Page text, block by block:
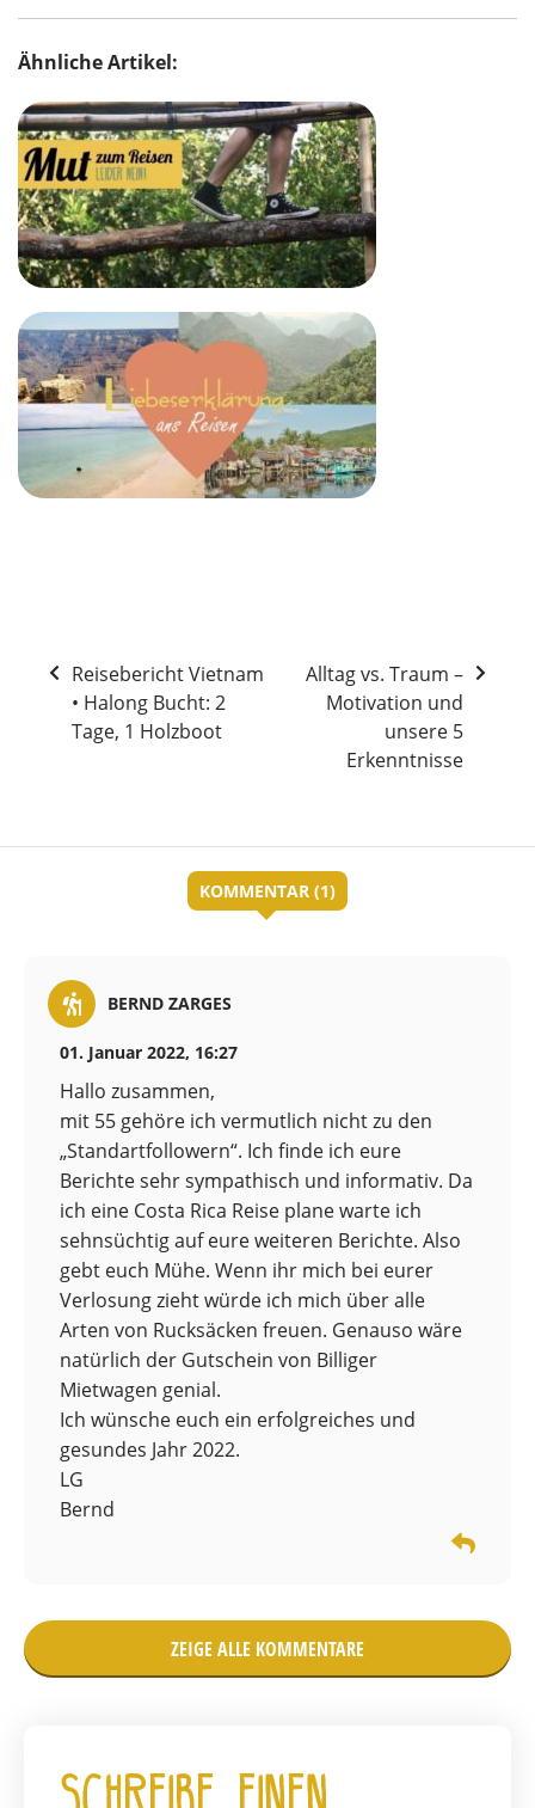
Ähnliche Artikel:
Reisebericht Vietnam
• Halong Bucht: 2
Tage, 1 Holzboot
Alltag vs. Traum –
Motivation und
unsere 5
Erkenntnisse
KOMMENTAR (1)
BERND ZARGES
01. Januar 2022, 16:27
Hallo zusammen,
mit 55 gehöre ich vermutlich nicht zu den
„Standartfollowern“. Ich finde ich eure
Berichte sehr sympathisch und informativ. Da
ich eine Costa Rica Reise plane warte ich
sehnsüchtig auf eure weiteren Berichte. Also
gebt euch Mühe. Wenn ihr mich bei eurer
Verlosung zieht würde ich mich über alle
Arten von Rucksäcken freuen. Genauso wäre
natürlich der Gutschein von Billiger
Mietwagen genial.
Ich wünsche euch ein erfolgreiches und
gesundes Jahr 2022.
LG
Bernd
ZEIGE ALLE KOMMENTARE
Schreibe einen